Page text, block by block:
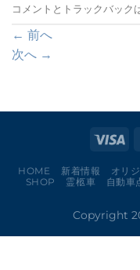
コメントとトラックバック
← 前へ
次へ →
HOME 新着情報 オリ
SHOP
霊柩車 自動車
Copyright